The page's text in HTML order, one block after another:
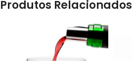
Produtos Relacionados